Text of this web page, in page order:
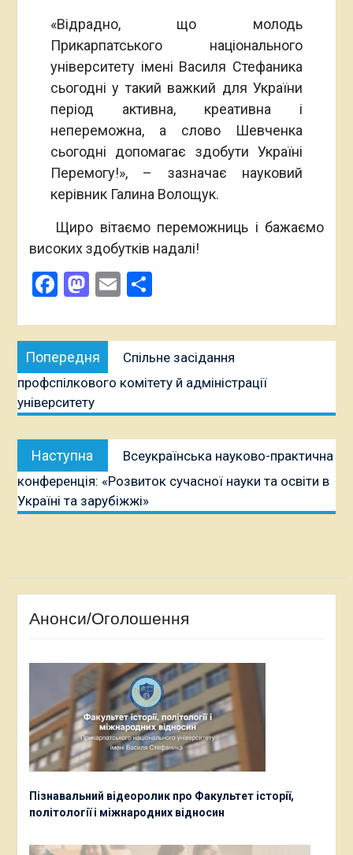
«Відрадно, що молодь
Прикарпатського національного
університету імені Василя Стефаника
сьогодні у такий важкий для України
період активна, креативна і
непереможна, а слово Шевченка
сьогодні допомагає здобути Україні
Перемогу!», – зазначає науковий
керівник Галина Волощук.
Щиро вітаємо переможниць і бажаємо
високих здобутків надалі!
Facebook
Mastodon
EmailПоділитися
Навігація
записів
Попередня
публікація:
Спільне засідання
профспілкового комітету й адміністрації
університету
Наступна
публікація:
Всеукраїнська науково-практична
конференція: «Розвиток сучасної науки та освіти в
Україні та зарубіжжі»
Анонси/Оголошення
Пізнавальний відеоролик про Факультет історії,
політології і міжнародних відносин